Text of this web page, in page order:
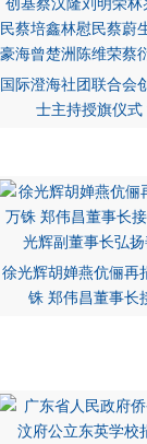
国际澄海社团联合会
士主持授旗仪式
徐光辉胡婵燕伉俪再
铢 郑伟昌董事长